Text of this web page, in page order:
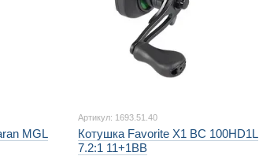
MGL
Артикул: 1693.51.40
Котушка Favorite X1 BC 100HD1L
7.2:1 11+1BB